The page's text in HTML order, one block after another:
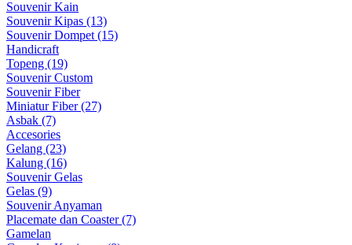
Souvenir Kain
Souvenir Kipas (13)
Souvenir Dompet (15)
Handicraft
Topeng (19)
Souvenir Custom
Souvenir Fiber
Miniatur Fiber (27)
Asbak (7)
Accesories
Gelang (23)
Kalung (16)
Souvenir Gelas
Gelas (9)
Souvenir Anyaman
Placemate dan Coaster (7)
Gamelan